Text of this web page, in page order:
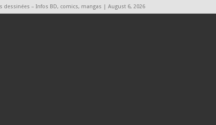
dessinées – Infos BD, comics, mangas | August 6, 2026